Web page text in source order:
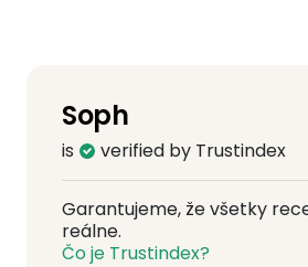
Soph
is verified by Trustindex
Garantujeme, že všetky
reálne.
Čo je Trustindex?